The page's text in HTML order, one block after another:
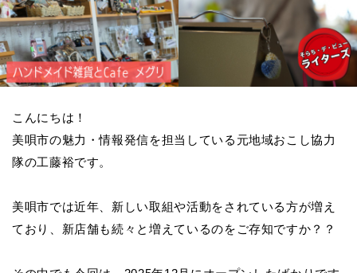
こんにちは！
美唄市の魅力・情報発信を担当している元地域おこし協力
隊の工藤裕です。
美唄市では近年、新しい取組や活動をされている方が増え
ており、新店舗も続々と増えているのをご存知ですか？？